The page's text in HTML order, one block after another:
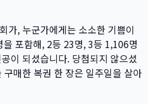
가, 누군가에게는 소소한 기쁨이
을 포함해, 2등 23명, 3등 1,106명
이 되셨습니다. 당첨되지 않으셨
매한 복권 한 장은 일주일을 살아